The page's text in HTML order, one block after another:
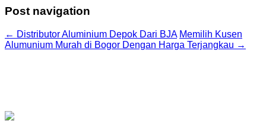
Post navigation
← Distributor Aluminium Depok Dari BJA Memilih Kusen
Alumunium Murah di Bogor Dengan Harga Terjangkau →